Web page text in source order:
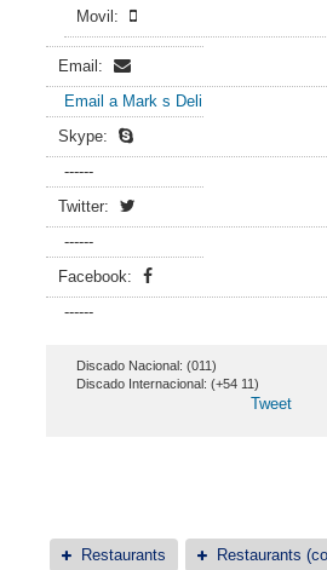
Movil:
Email:
Email a Mark s Deli
Skype:
------
Twitter:
------
Facebook:
------
Discado Nacional: (011)
Discado Internacional: (+54 11)
Tweet
Restaurants Restaurants